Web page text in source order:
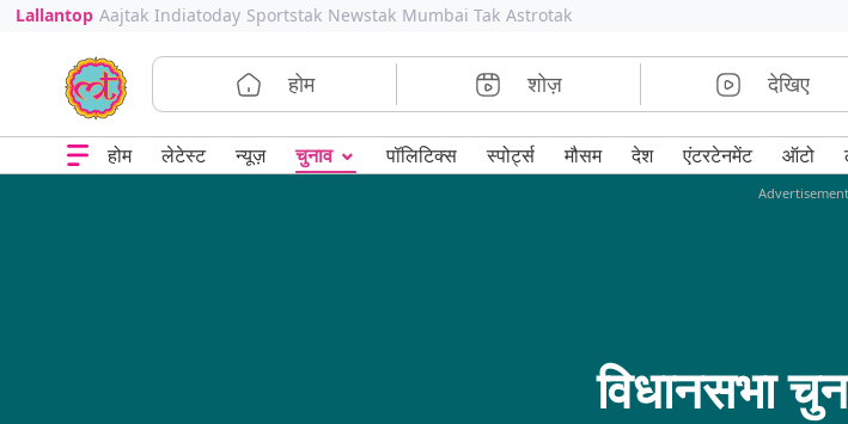
Lallantop Aajtak Indiatoday Sportstak Newstak Mumbai Tak Astrotak
होम शोज़ देखिए
होम लेटेस्ट न्यूज़ चुनाव ⌄ पॉलिटिक्स स्पोर्ट्स मौसम देश एंटरटेनमेंट ऑटो
Advertisement
विधानसभा